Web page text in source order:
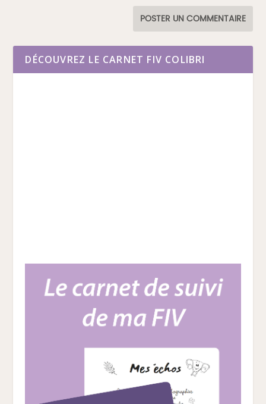
DÉCOUVREZ LE CARNET FIV COLIBRI